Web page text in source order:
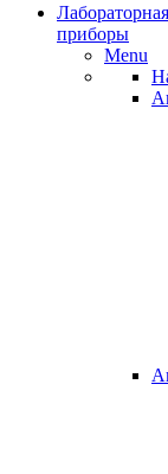
приборы
Menu